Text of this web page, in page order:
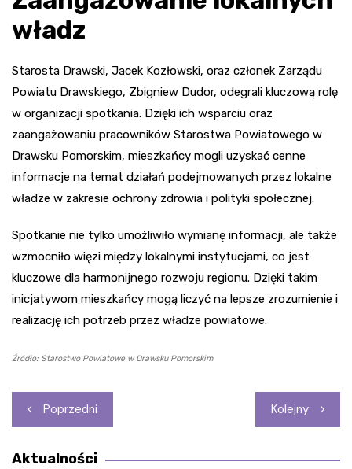
władz
Starosta Drawski, Jacek Kozłowski, oraz członek Zarządu
Powiatu Drawskiego, Zbigniew Dudor, odegrali kluczową rolę
w organizacji spotkania. Dzięki ich wsparciu oraz
zaangażowaniu pracowników Starostwa Powiatowego w
Drawsku Pomorskim, mieszkańcy mogli uzyskać cenne
informacje na temat działań podejmowanych przez lokalne
władze w zakresie ochrony zdrowia i polityki społecznej.
Spotkanie nie tylko umożliwiło wymianę informacji, ale także
wzmocniło więzi między lokalnymi instytucjami, co jest
kluczowe dla harmonijnego rozwoju regionu. Dzięki takim
inicjatywom mieszkańcy mogą liczyć na lepsze zrozumienie i
realizację ich potrzeb przez władze powiatowe.
Źródło: Starostwo Powiatowe w Drawsku Pomorskim
Nawigacja
wpisu
Poprzedni Kolejny
Aktualności